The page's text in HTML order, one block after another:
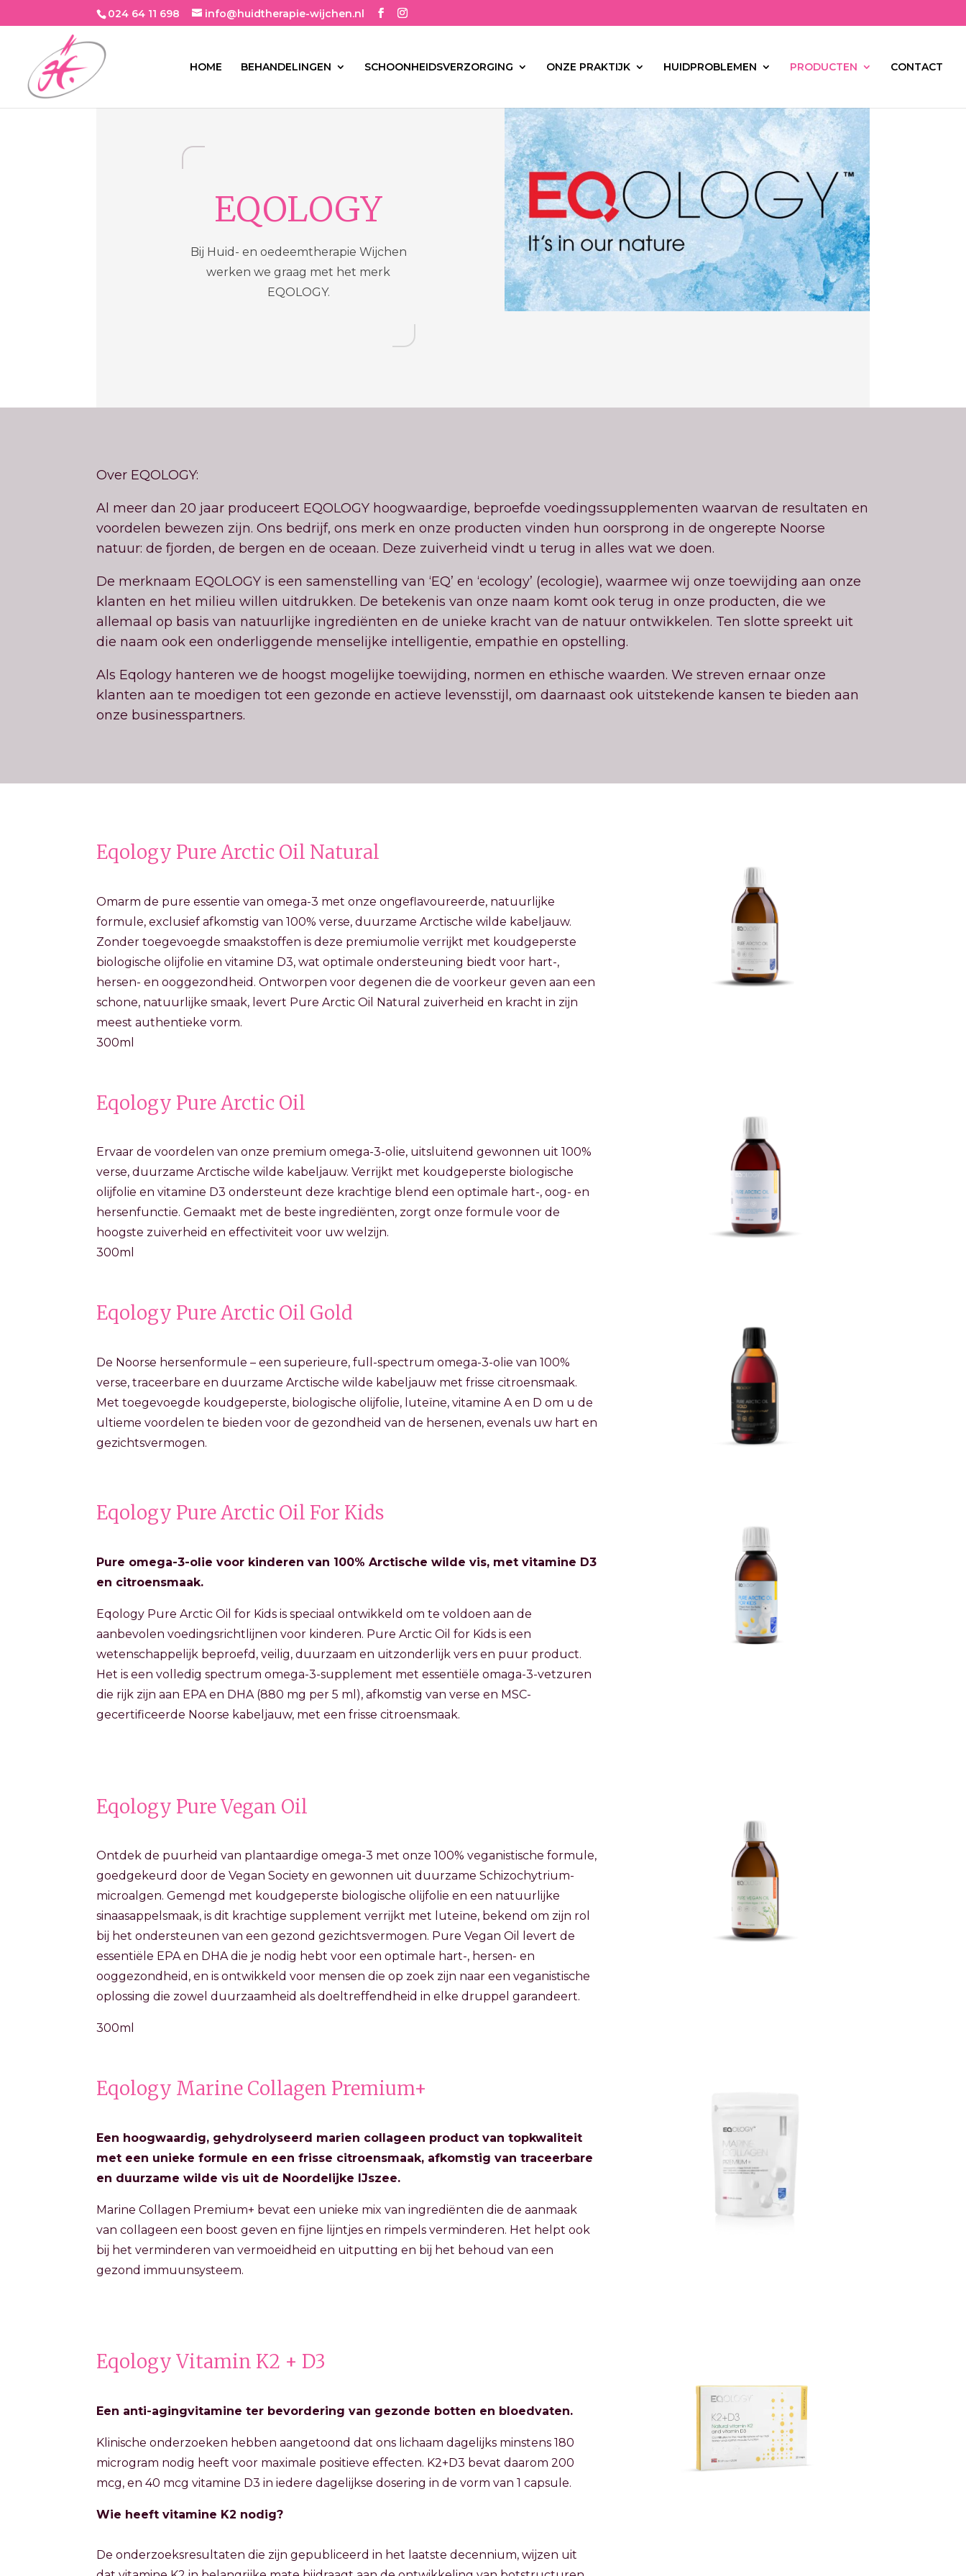
024 64 11 698 info@huidtherapie-wijchen.nl
HOME BEHANDELINGEN SCHOONHEIDSVERZORGING ONZE PRAKTIJK HUIDPROBLEMEN PRODUCTEN CONTACT
EQOLOGY
Bij Huid- en oedeemtherapie Wijchen
werken we graag met het merk
EQOLOGY.
Over EQOLOGY:
Al meer dan 20 jaar produceert EQOLOGY hoogwaardige, beproefde voedingssupplementen waarvan de resultaten en
voordelen bewezen zijn. Ons bedrijf, ons merk en onze producten vinden hun oorsprong in de ongerepte Noorse
natuur: de fjorden, de bergen en de oceaan. Deze zuiverheid vindt u terug in alles wat we doen.
De merknaam EQOLOGY is een samenstelling van ‘EQ’ en ‘ecology’ (ecologie), waarmee wij onze toewijding aan onze
klanten en het milieu willen uitdrukken. De betekenis van onze naam komt ook terug in onze producten, die we
allemaal op basis van natuurlijke ingrediënten en de unieke kracht van de natuur ontwikkelen. Ten slotte spreekt uit
die naam ook een onderliggende menselijke intelligentie, empathie en opstelling.
Als Eqology hanteren we de hoogst mogelijke toewijding, normen en ethische waarden. We streven ernaar onze
klanten aan te moedigen tot een gezonde en actieve levensstijl, om daarnaast ook uitstekende kansen te bieden aan
onze businesspartners.
Eqology Pure Arctic Oil Natural
Omarm de pure essentie van omega-3 met onze ongeflavoureerde, natuurlijke
formule, exclusief afkomstig van 100% verse, duurzame Arctische wilde kabeljauw.
Zonder toegevoegde smaakstoffen is deze premiumolie verrijkt met koudgeperste
biologische olijfolie en vitamine D3, wat optimale ondersteuning biedt voor hart-,
hersen- en ooggezondheid. Ontworpen voor degenen die de voorkeur geven aan een
schone, natuurlijke smaak, levert Pure Arctic Oil Natural zuiverheid en kracht in zijn
meest authentieke vorm.
300ml
Eqology Pure Arctic Oil
Ervaar de voordelen van onze premium omega-3-olie, uitsluitend gewonnen uit 100%
verse, duurzame Arctische wilde kabeljauw. Verrijkt met koudgeperste biologische
olijfolie en vitamine D3 ondersteunt deze krachtige blend een optimale hart-, oog- en
hersenfunctie. Gemaakt met de beste ingrediënten, zorgt onze formule voor de
hoogste zuiverheid en effectiviteit voor uw welzijn.
300ml
Eqology Pure Arctic Oil Gold
De Noorse hersenformule – een superieure, full-spectrum omega-3-olie van 100%
verse, traceerbare en duurzame Arctische wilde kabeljauw met frisse citroensmaak.
Met toegevoegde koudgeperste, biologische olijfolie, luteïne, vitamine A en D om u de
ultieme voordelen te bieden voor de gezondheid van de hersenen, evenals uw hart en
gezichtsvermogen.
Eqology Pure Arctic Oil For Kids
Pure omega-3-olie voor kinderen van 100% Arctische wilde vis, met vitamine D3
en citroensmaak.
Eqology Pure Arctic Oil for Kids is speciaal ontwikkeld om te voldoen aan de
aanbevolen voedingsrichtlijnen voor kinderen. Pure Arctic Oil for Kids is een
wetenschappelijk beproefd, veilig, duurzaam en uitzonderlijk vers en puur product.
Het is een volledig spectrum omega-3-supplement met essentiële omaga-3-vetzuren
die rijk zijn aan EPA en DHA (880 mg per 5 ml), afkomstig van verse en MSC-
gecertificeerde Noorse kabeljauw, met een frisse citroensmaak.
Eqology Pure Vegan Oil
Ontdek de puurheid van plantaardige omega-3 met onze 100% veganistische formule,
goedgekeurd door de Vegan Society en gewonnen uit duurzame Schizochytrium-
microalgen. Gemengd met koudgeperste biologische olijfolie en een natuurlijke
sinaasappelsmaak, is dit krachtige supplement verrijkt met luteïne, bekend om zijn rol
bij het ondersteunen van een gezond gezichtsvermogen. Pure Vegan Oil levert de
essentiële EPA en DHA die je nodig hebt voor een optimale hart-, hersen- en
ooggezondheid, en is ontwikkeld voor mensen die op zoek zijn naar een veganistische
oplossing die zowel duurzaamheid als doeltreffendheid in elke druppel garandeert.
300ml
Eqology Marine Collagen Premium+
Een hoogwaardig, gehydrolyseerd marien collageen product van topkwaliteit
met een unieke formule en een frisse citroensmaak, afkomstig van traceerbare
en duurzame wilde vis uit de Noordelijke IJszee.
Marine Collagen Premium+ bevat een unieke mix van ingrediënten die de aanmaak
van collageen een boost geven en fijne lijntjes en rimpels verminderen. Het helpt ook
bij het verminderen van vermoeidheid en uitputting en bij het behoud van een
gezond immuunsysteem.
Eqology Vitamin K2 + D3
Een anti-agingvitamine ter bevordering van gezonde botten en bloedvaten.
Klinische onderzoeken hebben aangetoond dat ons lichaam dagelijks minstens 180
microgram nodig heeft voor maximale positieve effecten. K2+D3 bevat daarom 200
mcg, en 40 mcg vitamine D3 in iedere dagelijkse dosering in de vorm van 1 capsule.
Wie heeft vitamine K2 nodig?
De onderzoeksresultaten die zijn gepubliceerd in het laatste decennium, wijzen uit